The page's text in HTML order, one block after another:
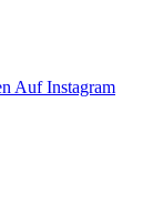
Auf Instagram